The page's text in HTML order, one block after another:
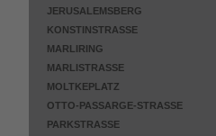
JERUSALEMSBERG
KONSTINSTRASSE
MARLIRING
MARLISTRASSE
MOLTKEPLATZ
OTTO-PASSARGE-STRASSE
PARKSTRASSE